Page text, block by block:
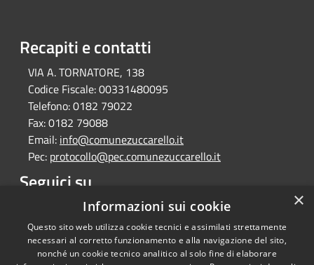
Recapiti e contatti
VIA A. TORNATORE, 138
Codice Fiscale:00331480095
Telefono:0182 79022
Fax:0182 79088
Email: info@comunezuccarello.it
Pec: protocollo@pec.comunezuccarello.it
Seguici su
Facebook ×
Informazioni sui cookie
Questo sito web utilizza cookie tecnici e assimilati strettamente
necessari al corretto funzionamento e alla navigazione del sito,
nonché un cookie tecnico analitico al solo fine di elaborare